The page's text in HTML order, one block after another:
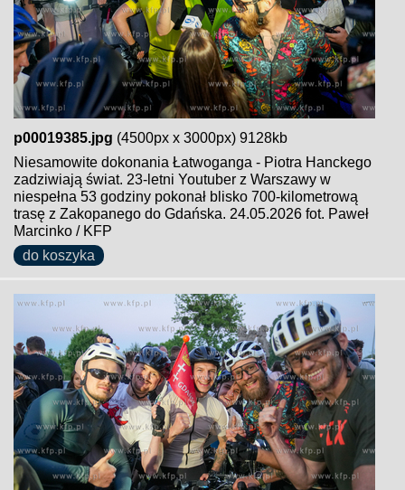
p00019385.jpg (4500px x 3000px) 9128kb
Niesamowite dokonania Łatwoganga - Piotra Hanckego
zadziwiają świat. 23-letni Youtuber z Warszawy w
niespełna 53 godziny pokonał blisko 700-kilometrową
trasę z Zakopanego do Gdańska. 24.05.2026 fot. Paweł
Marcinko / KFP
do koszyka